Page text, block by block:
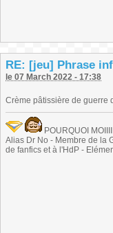
RE: [jeu] Phrase
le 07 March 2022 - 17:38
Crème pâtissière de guerre
POURQUOI
Alias Dr No - Membre de la
de fanfics et à l'HdP -